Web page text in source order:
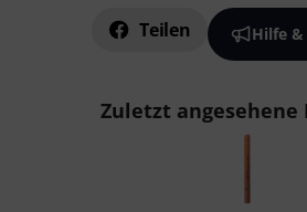
Teilen Hilfe &
Zuletzt angesehene